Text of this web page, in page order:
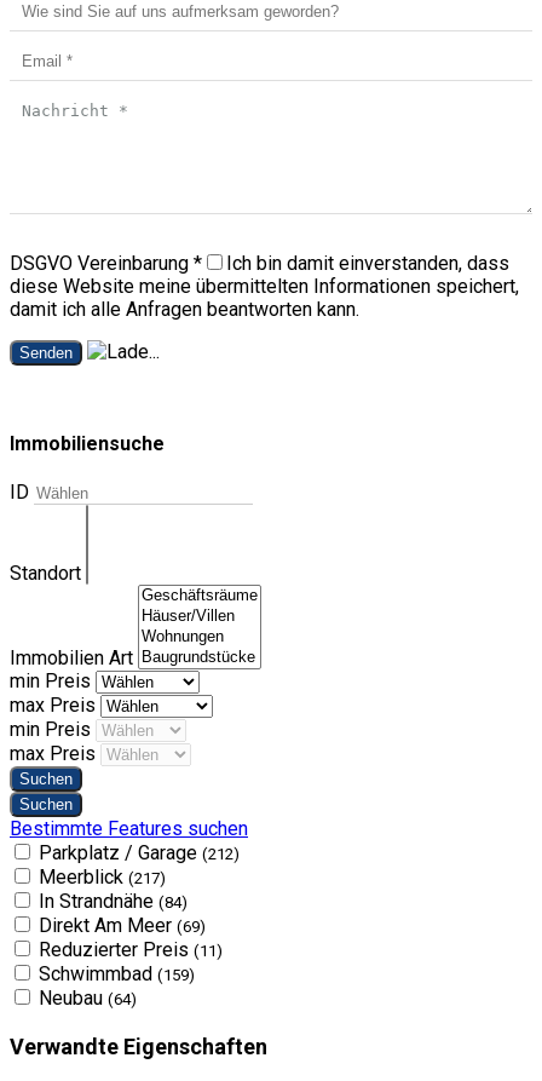
DSGVO Vereinbarung *
Ich bin damit einverstanden, dass
diese Website meine übermittelten Informationen speichert,
damit ich alle Anfragen beantworten kann.
Senden
Immobiliensuche
ID
Standort
Immobilien Art
min Preis
max Preis
min Preis
max Preis
Bestimmte Features suchen
Parkplatz / Garage (212)
Meerblick (217)
In Strandnähe (84)
Direkt Am Meer (69)
Reduzierter Preis (11)
Schwimmbad (159)
Neubau (64)
Verwandte Eigenschaften